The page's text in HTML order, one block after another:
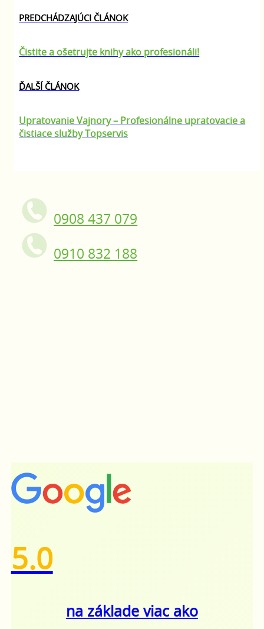
PREDCHÁDZAJÚCI ČLÁNOK
Čistite a ošetrujte knihy ako profesionáli!
ĎALŠÍ ČLÁNOK
Upratovanie Vajnory – Profesionálne upratovacie a
čistiace služby Topservis
0908 437 079
0910 832 188
5.0
na základe viac ako